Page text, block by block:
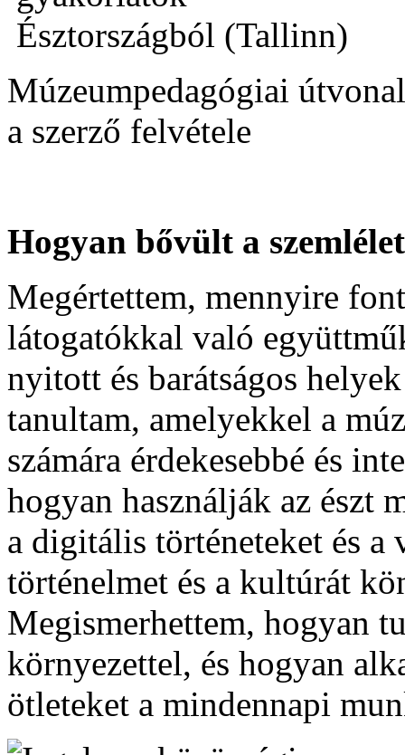
Múzeumpedagógiai
a szerző felvétele
Hogyan bővült a
Megértettem, mennyire
látogatókkal való
nyitott és barátságos
tanultam, amelyekkel a
számára érdekesebbé és
hogyan használják az észt
a digitális történeteket és a
történelmet és a kultúrát
Megismerhettem, hogyan
környezettel, és hogyan
ötleteket a mindennapi